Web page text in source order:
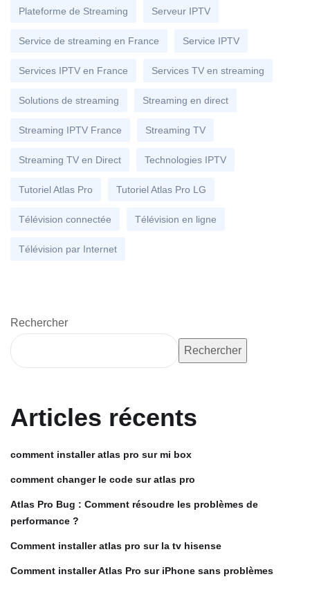
Plateforme de Streaming Serveur IPTV
Service de streaming en France Service IPTV
Services IPTV en France Services TV en streaming
Solutions de streaming Streaming en direct
Streaming IPTV France Streaming TV
Streaming TV en Direct Technologies IPTV
Tutoriel Atlas Pro Tutoriel Atlas Pro LG
Télévision connectée Télévision en ligne
Télévision par Internet
Rechercher
Rechercher
Articles récents
comment installer atlas pro sur mi box
comment changer le code sur atlas pro
Atlas Pro Bug : Comment résoudre les problèmes de
performance ?
Comment installer atlas pro sur la tv hisense
Comment installer Atlas Pro sur iPhone sans problèmes